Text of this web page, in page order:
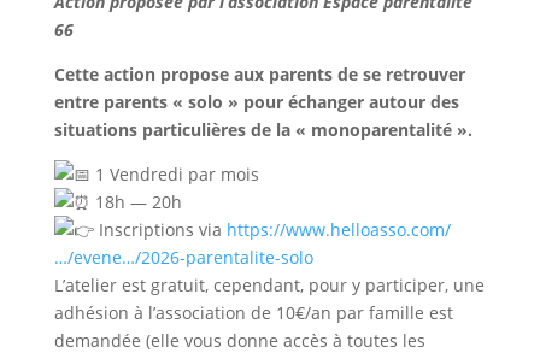
66
Cette action propose aux parents de se retrouver
entre parents « solo » pour échanger autour des
situations particulières de la « monoparentalité ».
1 Vendredi par mois
18h — 20h
Inscriptions via https://www.helloasso.com/
…/evene…/2026-parentalite-solo
L’atelier est gratuit, cependant, pour y participer, une
adhésion à l’association de 10€/an par famille est
demandée (elle vous donne accès à toutes les